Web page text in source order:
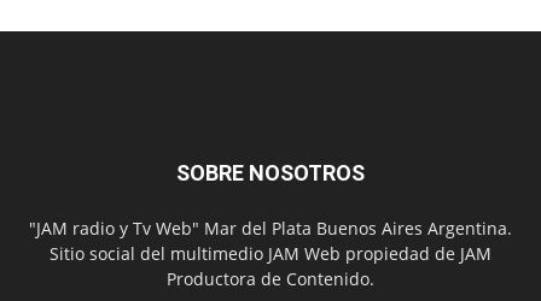
SOBRE NOSOTROS
"JAM radio y Tv Web" Mar del Plata Buenos Aires Argentina.
Sitio social del multimedio JAM Web propiedad de JAM
Productora de Contenido.